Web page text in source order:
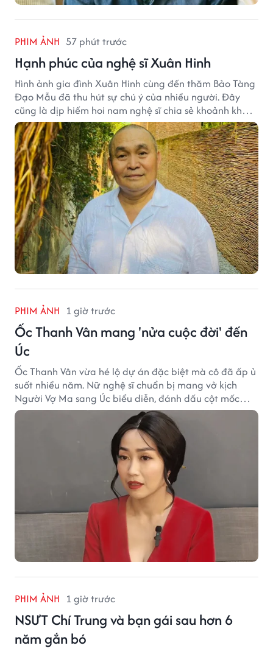
PHIM ẢNH 57 phút trước
Hạnh phúc của nghệ sĩ Xuân Hinh
Hình ảnh gia đình Xuân Hinh cùng đến thăm Bảo Tàng
Đạo Mẫu đã thu hút sự chú ý của nhiều người. Đây
cũng là dịp hiếm hoi nam nghệ sĩ chia sẻ khoảnh khắc
sum họp bên người thân tại công trình văn hóa tâm
huyết của mình.
PHIM ẢNH 1 giờ trước
Ốc Thanh Vân mang 'nửa cuộc đời' đến
Úc
Ốc Thanh Vân vừa hé lộ dự án đặc biệt mà cô đã ấp ủ
suốt nhiều năm. Nữ nghệ sĩ chuẩn bị mang vở kịch
Người Vợ Ma sang Úc biểu diễn, đánh dấu cột mốc
đáng nhớ trong hành trình làm nghề.
PHIM ẢNH 1 giờ trước
NSƯT Chí Trung và bạn gái sau hơn 6
năm gắn bó